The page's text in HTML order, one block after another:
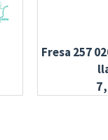
Fresa 257